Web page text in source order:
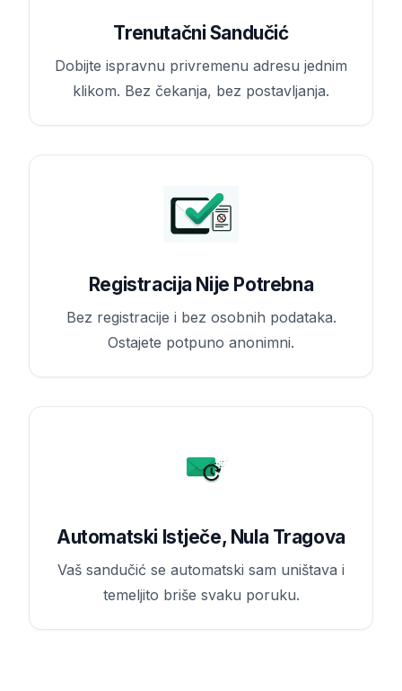
Trenutačni Sandučić
Dobijte ispravnu privremenu adresu jednim
klikom. Bez čekanja, bez postavljanja.
Registracija Nije Potrebna
Bez registracije i bez osobnih podataka.
Ostajete potpuno anonimni.
Automatski Istječe, Nula Tragova
Vaš sandučić se automatski sam uništava i
temeljito briše svaku poruku.